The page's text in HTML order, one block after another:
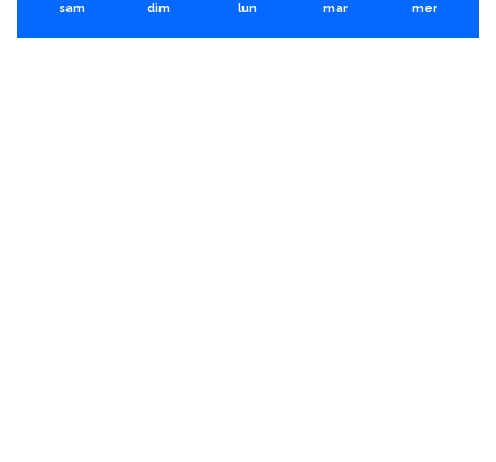
sam dim lun mar mer